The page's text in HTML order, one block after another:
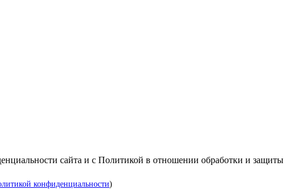
сайта и с Политикой в отношении обработки и защиты
конфиденциальности)